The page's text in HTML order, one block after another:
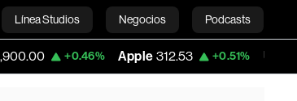
Línea Studios Negocios Podcasts
Apple 312.53 +0.51% USD COP 3,159.39